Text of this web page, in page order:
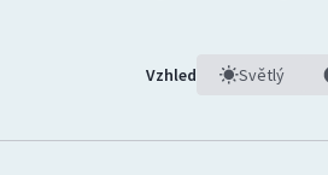
Vzhled Světlý